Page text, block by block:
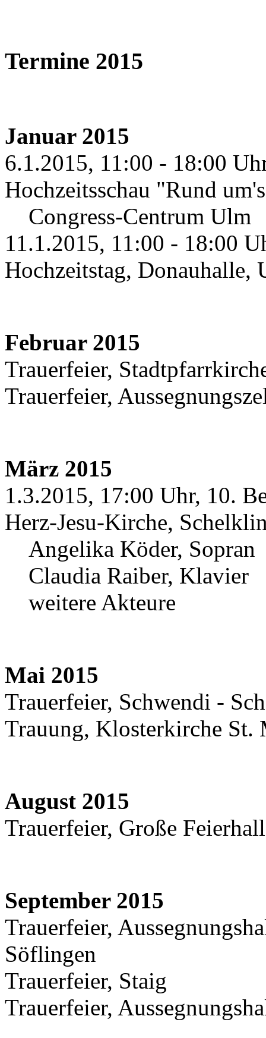
Termine 2015
Januar 2015
6.1.2015, 11:00 - 18:00
Hochzeitsschau "Rund
Congress-Centrum Ulm
11.1.2015, 11:00 - 18:00
Hochzeitstag, Donauhalle,
Februar 2015
Trauerfeier,
Trauerfeier,
März 2015
1.3.2015, 17:00 Uhr, 10.
Herz-Jesu-Kirche,
Angelika Köder, Sopran
Claudia Raiber, Klavier
weitere Akteure
Mai 2015
Trauerfeier, Schwendi -
Trauung, Klosterkirche
August 2015
Trauerfeier, Große
September 2015
Trauerfeier,
Söflingen
Trauerfeier, Staig
Trauerfeier,